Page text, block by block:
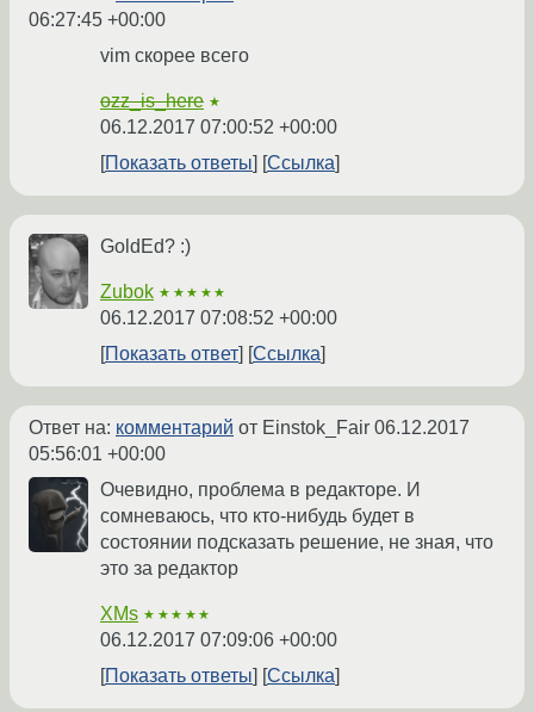
06:27:45 +00:00
vim скорее всего
ozz_is_here ★
06.12.2017 07:00:52 +00:00
Показать ответы
Ссылка
GoldEd? :)
Zubok ★★★★★
06.12.2017 07:08:52 +00:00
Показать ответ
Ссылка
Ответ на: комментарий от Einstok_Fair 06.12.2017
05:56:01 +00:00
Очевидно, проблема в редакторе. И
сомневаюсь, что кто-нибудь будет в
состоянии подсказать решение, не зная, что
это за редактор
XMs ★★★★★
06.12.2017 07:09:06 +00:00
Показать ответы
Ссылка